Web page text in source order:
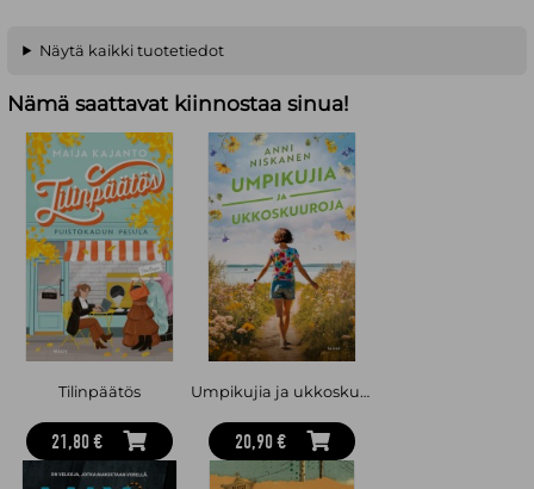
Näytä kaikki tuotetiedot
Nämä saattavat kiinnostaa sinua!
Tilinpäätös
21,80 €
Umpikujia ja ukkoskuuroja
20,90 €